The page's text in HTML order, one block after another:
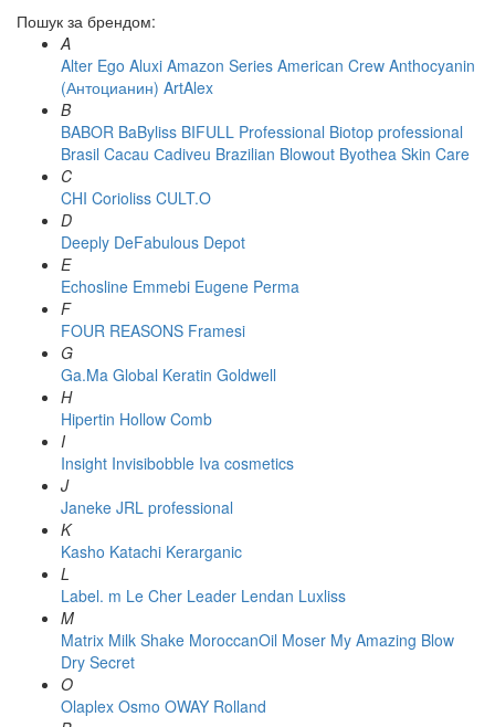
Пошук за брендом:
A
Alter Ego Aluxi Amazon Series American Crew Anthocyanin
(Антоцианин) ArtAlex
B
BABOR BaByliss BIFULL Professional Biotop professional
Brasil Cacau Сadiveu Brazilian Blowout Byothea Skin Care
C
CHI Corioliss CULT.O
D
Deeply DeFabulous Depot
E
Echosline Emmebi Eugene Perma
F
FOUR REASONS Framesi
G
Ga.Ma Global Keratin Goldwell
H
Hipertin Hollow Comb
I
Insight Invisibobble Iva cosmetics
J
Janeke JRL professional
K
Kasho Katachi Kerarganic
L
Label. m Le Cher Leader Lendan Luxliss
M
Matrix Milk Shake MoroccanOil Moser My Amazing Blow
Dry Secret
O
Olaplex Osmo OWAY Rolland